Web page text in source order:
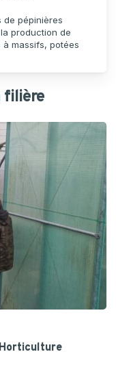
de pépinières
production de
massifs, potées
filière